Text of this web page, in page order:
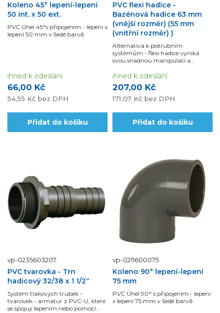
Koleno 45° lepení-lepení
50 int. x 50 ext.
PVC Úhel 45°s připojením - lepení x
lepení 50 mm v šedé barvě.
66,00 Kč
54,55 Kč bez DPH
ihned k odeslání
Přidat do košíku
PVC flexi hadice -
Bazénová hadice 63 mm
(vnější rozměr) (55 mm
(vnitřní rozměr) )
Alternativa k potrubním
systémům - flexi hadice vyniká
svou snadnou manipulací a
207,00 Kč
171,07 Kč bez DPH
ihned k odeslání
Přidat do košíku
vp-0235603207
PVC tvarovka - Trn
hadicový 32/38 x 1 1/2“
Systém tlakových trubek -
tvarovek - armatur z PVC-U, které
se spojují lepením nebo pomocí
vp-0211600075
Koleno 90° lepení-lepení
75 mm
PVC Úhel 90° s připojením - lepení
x lepení 75 mm v šedé barvě.